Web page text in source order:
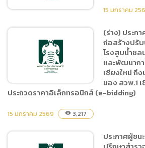
ประดับและดิน จำนวน ๓๓
ประกาศผู้ชนะการเสนอราคา
ซื้อน้ำมันเชื้อเพลิงชนิดดีเซล
และชนิดแก๊สโซฮอล์ ๙๕(ครั้ง
ที่ ๓/๒๕๖๙) จำนวน ๒
รายการ โดยวิธีเฉพาะเจาะจง
15 มกราคม
(ร่าง) ประกาศประกวดราคา
จ้างก่อสร้างปรับปรุงระบบท่อ
ส่งน้ำจากโรงสูบน้ำชลประทาน
(ร่าง) ประก
ก่อสร้างปรั
โรงสูบน้ำชล
และพัฒนากา
เชียงใหม่ ถึ
ของ สวพ.1
ประกวดราคาอิเล็กทรอนิกส์ (e-bidding)
15 มกราคม 2569 visibility 3,217
ประกาศผู้ชน